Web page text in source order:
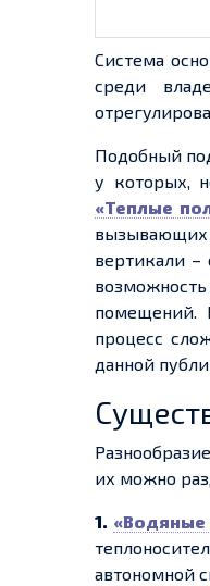
Система
среди
Подобный
у которых,
«Теплые
вызывающих
вертикали –
помещений.
процесс с
данной
их можно
1.
автономной